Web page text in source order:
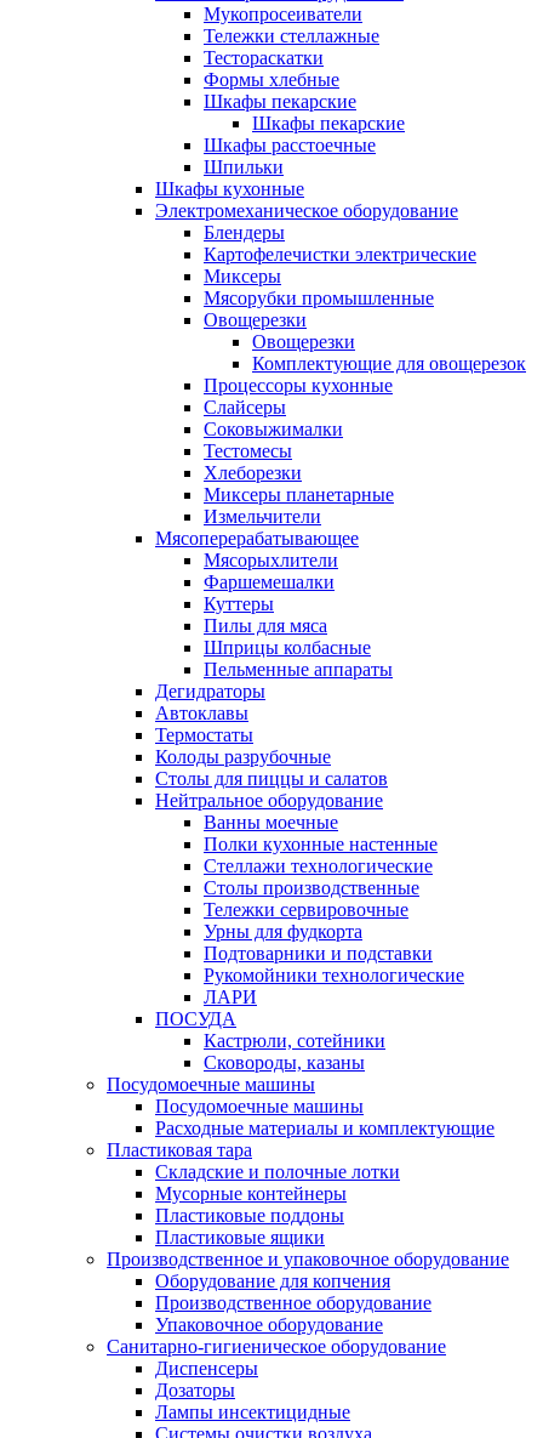
Мукопросеиватели
Тележки стеллажные
Тестораскатки
Формы хлебные
Шкафы пекарские
Шкафы пекарские
Шкафы расстоечные
Шпильки
Шкафы кухонные
Электромеханическое оборудование
Блендеры
Картофелечистки электрические
Миксеры
Мясорубки промышленные
Овощерезки
Овощерезки
Комплектующие для овощерезок
Процессоры кухонные
Слайсеры
Соковыжималки
Тестомесы
Хлеборезки
Миксеры планетарные
Измельчители
Мясоперерабатывающее
Мясорыхлители
Фаршемешалки
Куттеры
Пилы для мяса
Шприцы колбасные
Пельменные аппараты
Дегидраторы
Автоклавы
Термостаты
Колоды разрубочные
Столы для пиццы и салатов
Нейтральное оборудование
Ванны моечные
Полки кухонные настенные
Стеллажи технологические
Столы производственные
Тележки сервировочные
Урны для фудкорта
Подтоварники и подставки
Рукомойники технологические
ЛАРИ
ПОСУДА
Кастрюли, сотейники
Сковороды, казаны
Посудомоечные машины
Посудомоечные машины
Расходные материалы и комплектующие
Пластиковая тара
Складские и полочные лотки
Мусорные контейнеры
Пластиковые поддоны
Пластиковые ящики
Производственное и упаковочное оборудование
Оборудование для копчения
Производственное оборудование
Упаковочное оборудование
Санитарно-гигиеническое оборудование
Диспенсеры
Дозаторы
Лампы инсектицидные
Системы очистки воздуха